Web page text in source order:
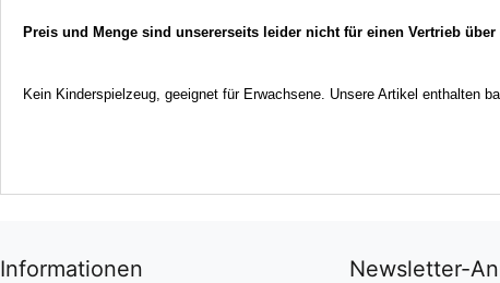
Preis und Menge sind unsererseits leider nicht für einen Vertrieb
Kein Kinderspielzeug, geeignet für Erwachsene. Unsere Artikel enthalten
Informationen Newsletter-